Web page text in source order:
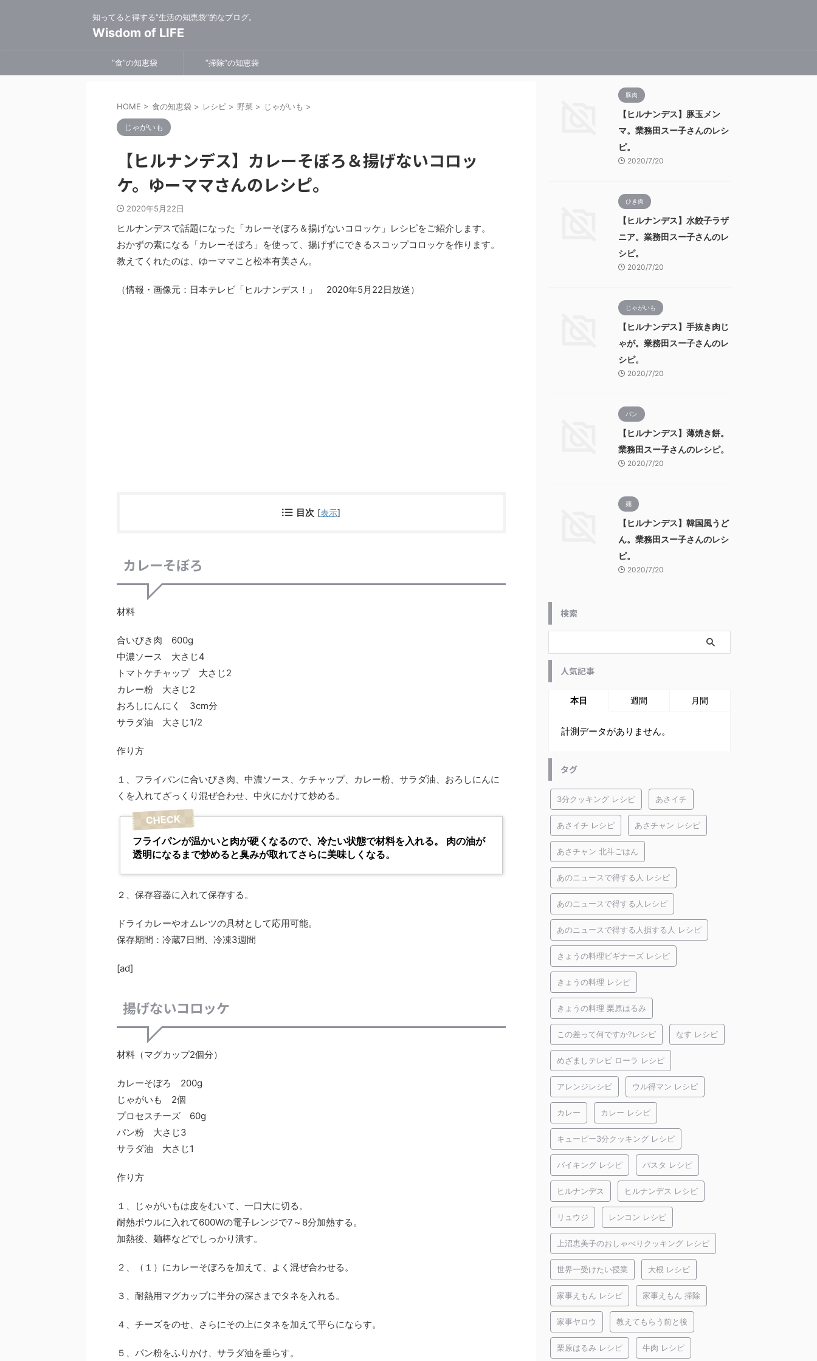
知ってると得する”生活の知恵袋”的なブログ。
Wisdom of LIFE
”食”の知恵袋 ”掃除”の知恵袋
HOME > 食の知恵袋 > レシピ > 野菜 > じゃがいも >
じゃがいも
【ヒルナンデス】カレーそぼろ＆揚げないコロッ
ケ。ゆーママさんのレシピ。
2020年5月22日
ヒルナンデスで話題になった「カレーそぼろ＆揚げないコロッケ」レシピをご紹介します。
おかずの素になる「カレーそぼろ」を使って、揚げずにできるスコップコロッケを作ります。
教えてくれたのは、ゆーママこと松本有美さん。
（情報・画像元：日本テレビ「ヒルナンデス！」 2020年5月22日放送）
目次 [表示]
カレーそぼろ
材料
合いびき肉 600g
中濃ソース 大さじ4
トマトケチャップ 大さじ2
カレー粉 大さじ2
おろしにんにく 3cm分
サラダ油 大さじ1/2
作り方
１、フライパンに合いびき肉、中濃ソース、ケチャップ、カレー粉、サラダ油、おろしにんに
くを入れてざっくり混ぜ合わせ、中火にかけて炒める。
フライパンが温かいと肉が硬くなるので、冷たい状態で材料を入れる。 肉の油が
透明になるまで炒めると臭みが取れてさらに美味しくなる。
２、保存容器に入れて保存する。
ドライカレーやオムレツの具材として応用可能。
保存期間：冷蔵7日間、冷凍3週間
[ad]
揚げないコロッケ
材料（マグカップ2個分）
カレーそぼろ 200g
じゃがいも 2個
プロセスチーズ 60g
パン粉 大さじ3
サラダ油 大さじ1
作り方
１、じゃがいもは皮をむいて、一口大に切る。
耐熱ボウルに入れて600Wの電子レンジで7～8分加熱する。
加熱後、麺棒などでしっかり潰す。
２、（１）にカレーそぼろを加えて、よく混ぜ合わせる。
３、耐熱用マグカップに半分の深さまでタネを入れる。
４、チーズをのせ、さらにその上にタネを加えて平らにならす。
５、パン粉をふりかけ、サラダ油を垂らす。
豚肉
【ヒルナンデス】豚玉メン
マ。業務田スー子さんのレシ
ピ。
2020/7/20
ひき肉
【ヒルナンデス】水餃子ラザ
ニア。業務田スー子さんのレ
シピ。
2020/7/20
じゃがいも
【ヒルナンデス】手抜き肉じ
ゃが。業務田スー子さんのレ
シピ。
2020/7/20
パン
【ヒルナンデス】薄焼き餅。
業務田スー子さんのレシピ。
2020/7/20
麺
【ヒルナンデス】韓国風うど
ん。業務田スー子さんのレシ
ピ。
2020/7/20
検索
人気記事
本日 週間 月間
計測データがありません。
タグ
3分クッキング レシピ あさイチ
あさイチ レシピ あさチャン レシピ
あさチャン 北斗ごはん
あのニュースで得する人 レシピ
あのニュースで得する人レシピ
あのニュースで得する人損する人 レシピ
きょうの料理ビギナーズ レシピ
きょうの料理 レシピ
きょうの料理 栗原はるみ
この差って何ですか?レシピ なす レシピ
めざましテレビ ローラ レシピ
アレンジレシピ ウル得マン レシピ
カレー カレー レシピ
キューピー3分クッキング レシピ
バイキング レシピ パスタ レシピ
ヒルナンデス ヒルナンデス レシピ
リュウジ レンコン レシピ
上沼恵美子のおしゃべりクッキング レシピ
世界一受けたい授業 大根 レシピ
家事えもん レシピ 家事えもん 掃除
家事ヤロウ 教えてもらう前と後
栗原はるみ レシピ 牛肉 レシピ